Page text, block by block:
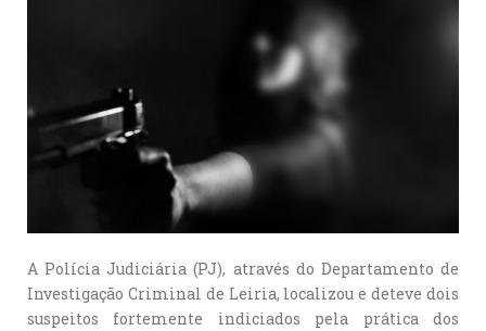
A Polícia Judiciária (PJ), através do Departamento de
Investigação Criminal de Leiria, localizou e deteve dois
suspeitos fortemente indiciados pela prática dos